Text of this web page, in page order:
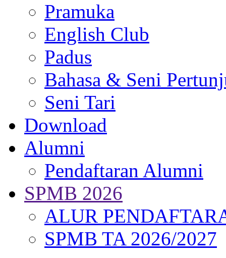
Pramuka
English Club
Padus
Bahasa & Seni
Seni Tari
Download
Alumni
Pendaftaran Alumni
SPMB 2026
ALUR
SPMB TA 2026/2027